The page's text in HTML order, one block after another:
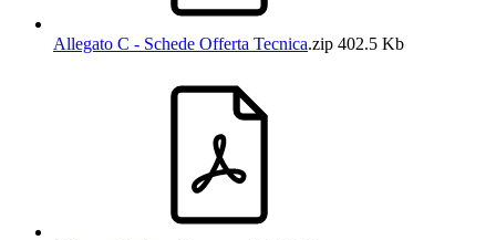
Allegato C - Schede Offerta Tecnica.zip 402.5 Kb